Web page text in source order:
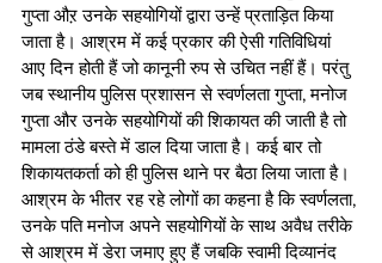
गुप्ता औऱ उनके सहयोगियों द्वारा उन्हें प्रताड़ित किया
जाता है। आश्रम में कई प्रकार की ऐसी गतिविधियां
आए दिन होती हैं जो कानूनी रुप से उचित नहीं हैं। परंतु
जब स्थानीय पुलिस प्रशासन से स्वर्णलता गुप्ता, मनोज
गुप्ता और उनके सहयोगियों की शिकायत की जाती है तो
मामला ठंडे बस्ते में डाल दिया जाता है। कई बार तो
शिकायतकर्ता को ही पुलिस थाने पर बैठा लिया जाता है।
आश्रम के भीतर रह रहे लोगों का कहना है कि स्वर्णलता,
उनके पति मनोज अपने सहयोगियों के साथ अवैध तरीके
से आश्रम में डेरा जमाए हुए हैं जबकि स्वामी दिव्यानंद